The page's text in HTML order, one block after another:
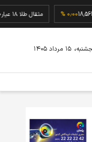
18,561,600۰٫۰۰ % مثقال طلا ۱۸ عیار
، ۱۵ مرداد ۱۴۰۵